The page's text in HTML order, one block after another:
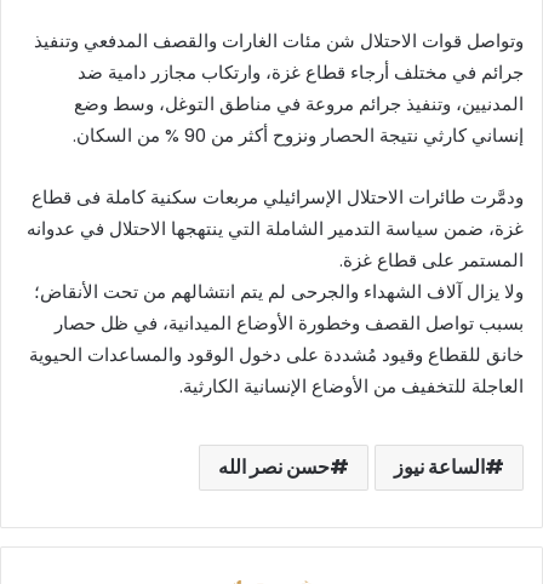
وتواصل قوات الاحتلال شن مئات الغارات والقصف المدفعي وتنفيذ
جرائم في مختلف أرجاء قطاع غزة، وارتكاب مجازر دامية ضد
المدنيين، وتنفيذ جرائم مروعة في مناطق التوغل، وسط وضع
إنساني كارثي نتيجة الحصار ونزوح أكثر من 90 % من السكان.
ودمَّرت طائرات الاحتلال الإسرائيلي مربعات سكنية كاملة فى قطاع
غزة، ضمن سياسة التدمير الشاملة التي ينتهجها الاحتلال في عدوانه
المستمر على قطاع غزة.
ولا يزال آلاف الشهداء والجرحى لم يتم انتشالهم من تحت الأنقاض؛
بسبب تواصل القصف وخطورة الأوضاع الميدانية، في ظل حصار
خانق للقطاع وقيود مُشددة على دخول الوقود والمساعدات الحيوية
العاجلة للتخفيف من الأوضاع الإنسانية الكارثية.
الساعة نيوز حسن نصر الله